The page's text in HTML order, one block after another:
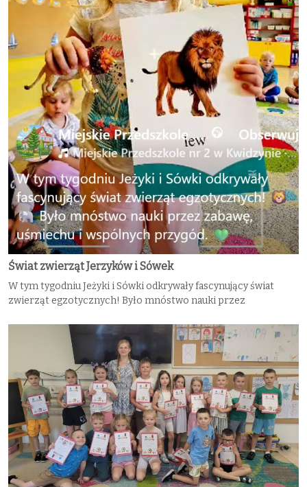
Świat zwierząt Jerzyków i Sówek
W tym tygodniu Jeżyki i Sówki odkrywały fascynujący świat
zwierząt egzotycznych! Było mnóstwo nauki przez